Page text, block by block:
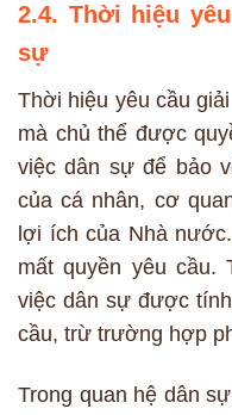
2.4. Thời hiệu
sự
Thời hiệu yêu cầu
mà chủ thể được
việc dân sự để bảo
của cá nhân, cơ
lợi ích của Nhà
mất quyền yêu cầu.
việc dân sự được
cầu, trừ trường hợp
Trong quan hệ dân